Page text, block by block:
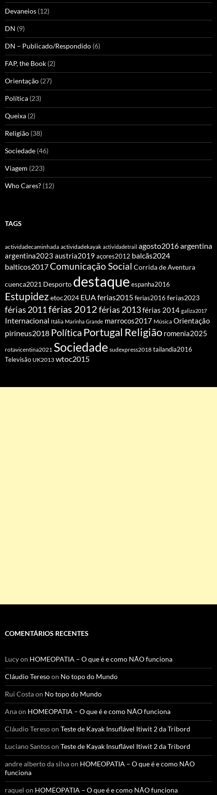
Devaneios (12)
DN (9)
DN – Publicado/Respondido (6)
FAP, the Book (2)
Orientação (27)
Política (23)
Queixa (2)
Religião (38)
Sociedade (46)
Viagem (223)
Who Cares? (12)
TAGS
actividadecaminhada actividadekayak actividadetrail agosto2016argentina
argentina2023 austria2019 açores2012 balcãs2024
balticos2017Comunicação Social Corrida de Aventura
cuenca2021 Desporto destaque espanha2016
Estupidez etoc2024 EUAferias2015ferias2016 ferias2023
férias 2011férias 2012férias 2013férias 2014 galiza2017
Internacional Itália Marinha Grande marrocos2017 Música Orientação
pirineus2018 Política Portugal Religião romenia2025
rotavicentina2021 Sociedade sudexpress2018 tailandia2016
Televisão UK2013 wtoc2015
COMENTÁRIOS RECENTES
Lucyon HOMEOPATIA – O que é e como NÃO funciona
Cláudio Teresoon No topo do Mundo
Rui Costaon No topo do Mundo
Anaon HOMEOPATIA – O que é e como NÃO funciona
Cláudio Teresoon Teste de Kayak Insuflável Itiwit 2 da Tribord
Luciano Santoson Teste de Kayak Insuflável Itiwit 2 da Tribord
andre alberto da silvaon HOMEOPATIA – O que é e como NÃO
funciona
raquel on HOMEOPATIA – O que é e como NÃO funciona